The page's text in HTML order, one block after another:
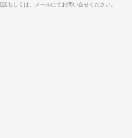
もしくは、メールにてお問い合せください。